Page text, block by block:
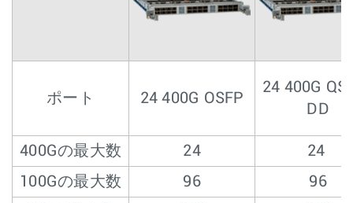
ポート 24 400G OSFP
24 400G
DD
400Gの最大数 24
24
100Gの最大数
96
96